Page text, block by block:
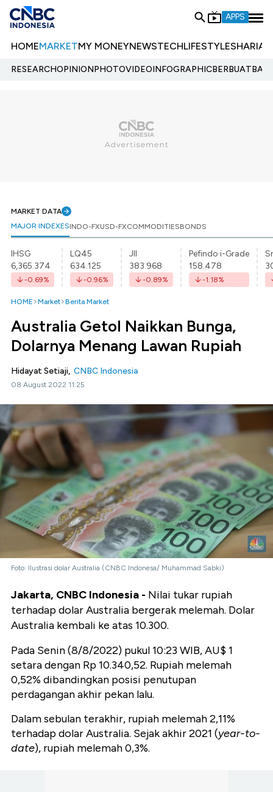
APPS
HOMEMARKETMY MONEYNEWSTECHLIFESTYLESHARIA
RESEARCHOPINIONPHOTOVIDEOINFOGRAPHIC
MARKET DATA
MAJOR INDEXESINDO-FXUSD-FXCOMMODITIESBONDS
IHSG
6,365.374
-0.69%
LQ45
634.125
-0.96%
JII
383.968
-0.89%
Pefindo i-Grade
158.478
-1.18%
HOME Market Berita Market
Australia Getol Naikkan Bunga,
Dolarnya Menang Lawan Rupiah
Hidayat Setiaji, CNBC Indonesia
08 August 2022 11:25
Foto: Ilustrasi dolar Australia (CNBC Indonesa/ Muhammad Sabki)
Jakarta, CNBC Indonesia - Nilai tukar rupiah
terhadap dolar Australia bergerak melemah. Dolar
Australia kembali ke atas 10.300.
Pada Senin (8/8/2022) pukul 10:23 WIB, AU$ 1
setara dengan Rp 10.340,52. Rupiah melemah
0,52% dibandingkan posisi penutupan
perdagangan akhir pekan lalu.
Dalam sebulan terakhir, rupiah melemah 2,11%
terhadap dolar Australia. Sejak akhir 2021 (year-to-
date), rupiah melemah 0,3%.